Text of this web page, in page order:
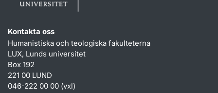
Kontakta oss
Humanistiska och teologiska fakulteterna
LUX, Lunds universitet
Box 192
221 00 LUND
046-222 00 00 (vxl)